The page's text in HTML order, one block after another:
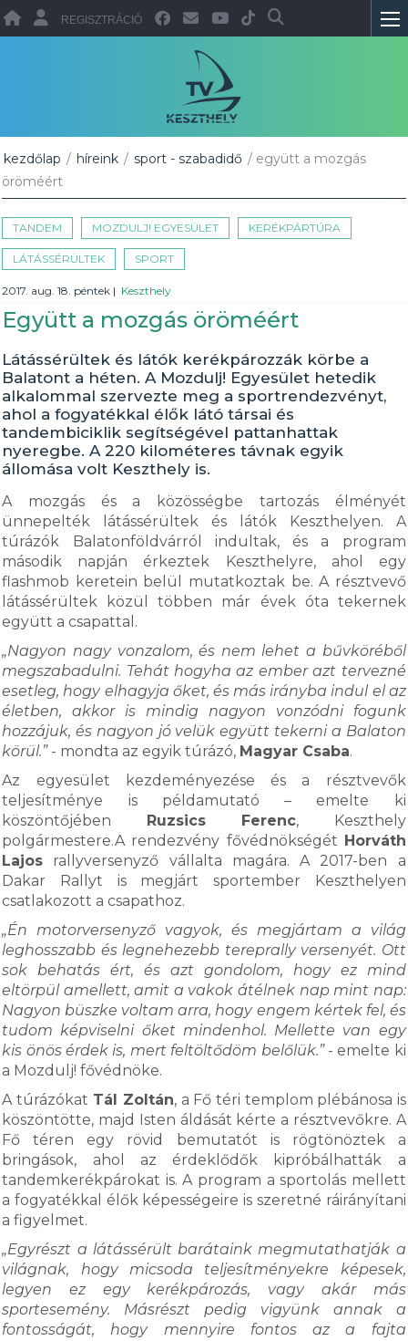
REGISZTRÁCIÓ
kezdőlap / híreink / sport - szabadidő / együtt a mozgás
öröméért
TANDEM MOZDULJ! EGYESÜLET KERÉKPÁRTÚRA
LÁTÁSSÉRÜLTEK SPORT
2017. aug. 18. péntek | Keszthely
Együtt a mozgás öröméért
Látássérültek és látók kerékpározzák körbe a
Balatont a héten. A Mozdulj! Egyesület hetedik
alkalommal szervezte meg a sportrendezvényt,
ahol a fogyatékkal élők látó társai és
tandembiciklik segítségével pattanhattak
nyeregbe. A 220 kilométeres távnak egyik
állomása volt Keszthely is.
A mozgás és a közösségbe tartozás élményét
ünnepelték látássérültek és látók Keszthelyen. A
túrázók Balatonföldvárról indultak, és a program
második napján érkeztek Keszthelyre, ahol egy
flashmob keretein belül mutatkoztak be. A résztvevő
látássérültek közül többen már évek óta tekernek
együtt a csapattal.
„Nagyon nagy vonzalom, és nem lehet a bűvköréből
megszabadulni. Tehát hogyha az ember azt tervezné
esetleg, hogy elhagyja őket, és más irányba indul el az
életben, akkor is mindig nagyon vonzódni fogunk
hozzájuk, és nagyon jó velük együtt tekerni a Balaton
körül.”- mondta az egyik túrázó, Magyar Csaba.
Az egyesület kezdeményezése és a résztvevők
teljesítménye is példamutató – emelte ki
köszöntőjében Ruzsics Ferenc, Keszthely
polgármestere.A rendezvény fővédnökségét Horváth
Lajos rallyversenyző vállalta magára. A 2017-ben a
Dakar Rallyt is megjárt sportember Keszthelyen
csatlakozott a csapathoz.
„Én motorversenyző vagyok, és megjártam a világ
leghosszabb és legnehezebb tereprally versenyét. Ott
sok behatás ért, és azt gondolom, hogy ez mind
eltörpül amellett, amit a vakok átélnek nap mint nap:
Nagyon büszke voltam arra, hogy engem kértek fel, és
tudom képviselni őket mindenhol. Mellette van egy
kis önös érdek is, mert feltöltődöm belőlük.”- emelte ki
a Mozdulj! fővédnöke.
A túrázókat Tál Zoltán, a Fő téri templom plébánosa is
köszöntötte, majd Isten áldását kérte a résztvevőkre. A
Fő téren egy rövid bemutatót is rögtönöztek a
bringások, ahol az érdeklődők kipróbálhatták a
tandemkerékpárokat is. A program a sportolás mellett
a fogyatékkal élők képességeire is szeretné ráirányítani
a figyelmet.
„Egyrészt a látássérült barátaink megmutathatják a
világnak, hogy micsoda teljesítményekre képesek,
legyen ez egy kerékpározás, vagy akár más
sportesemény. Másrészt pedig vigyünk annak a
fontosságát, hogy mennyire fontos az a fajta